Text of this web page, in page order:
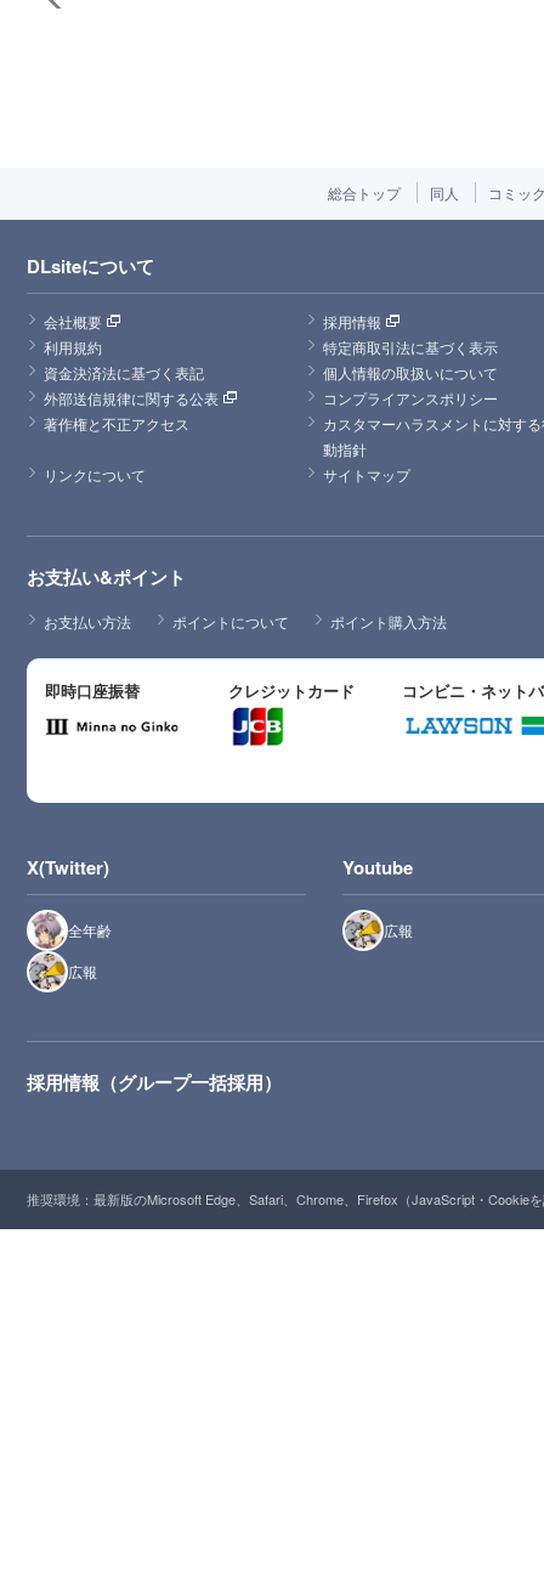
総合トップ 同人 コミッ
DLsiteについて
会社概要
採用情報
利用規約
特定商取引法に基づく表示
資金決済法に基づく表記
個人情報の取扱いについて
外部送信規律に関する公表
コンプライアンスポリシー
著作権と不正アクセス
カスタマーハラスメントに対す
動指針
リンクについて
サイトマップ
お支払い&ポイント
お支払い方法 ポイントについて ポイント購入方法
即時口座振替 クレジットカード コンビニ・ネット
X(Twitter)
全年齢
広報
Youtube
広報
採用情報（グループ一括採用）
推奨環境：最新版のMicrosoft Edge、Safari、Chrome、Firefox（JavaScript・Cookie